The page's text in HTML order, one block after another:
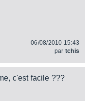
06/08/2010 15:43
par tchis
c'est facile ???